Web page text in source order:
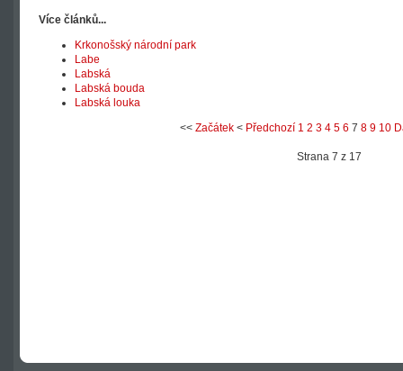
Více článků...
Krkonošský národní park
Labe
Labská
Labská bouda
Labská louka
<< Začátek < Předchozí 1 2 3 4 5 6 7 8 9 10
Strana 7 z 17